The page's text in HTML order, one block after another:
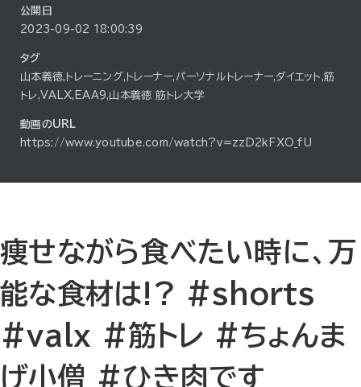
公開日
2023-09-02 18:00:39
タグ
山本義徳,トレーニング,トレーナー,パーソナルトレーナー,ダイエット,筋
トレ,VALX,EAA9,山本義徳 筋トレ大学
動画のURL
https://www.youtube.com/watch?v=zzD2kFXO_fU
痩せながら食べたい時に、万
能な食材は!? #shorts
#valx #筋トレ #ちょんま
げ小僧 ＃ひき肉です